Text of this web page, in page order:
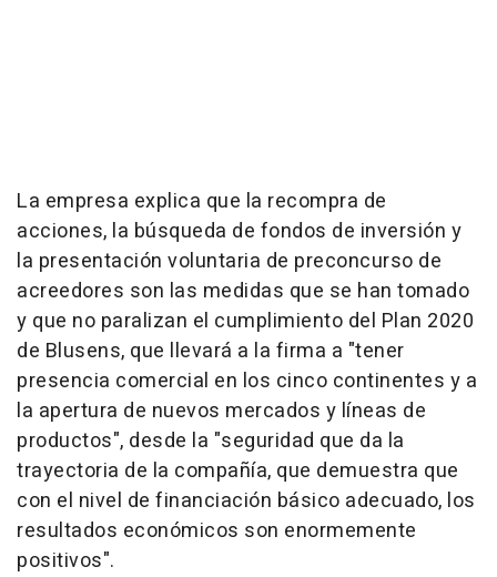
La empresa explica que la recompra de
acciones, la búsqueda de fondos de inversión y
la presentación voluntaria de preconcurso de
acreedores son las medidas que se han tomado
y que no paralizan el cumplimiento del Plan 2020
de Blusens, que llevará a la firma a "tener
presencia comercial en los cinco continentes y a
la apertura de nuevos mercados y líneas de
productos", desde la "seguridad que da la
trayectoria de la compañía, que demuestra que
con el nivel de financiación básico adecuado, los
resultados económicos son enormemente
positivos".